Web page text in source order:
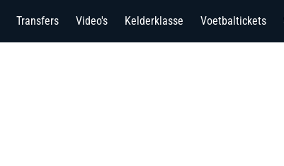
Transfers Video's Kelderklasse Voetbaltickets